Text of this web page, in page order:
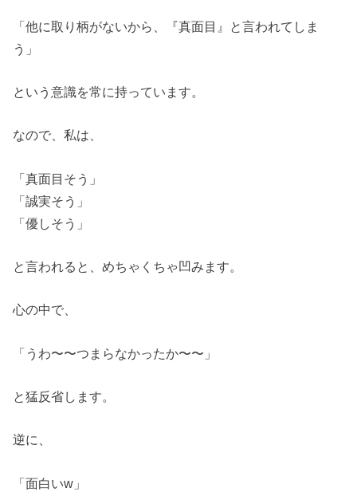
「他に取り柄がないから、『真面目』と言われてしま
う」
という意識を常に持っています。
なので、私は、
「真面目そう」
「誠実そう」
「優しそう」
と言われると、めちゃくちゃ凹みます。
心の中で、
「うわ〜〜つまらなかったか〜〜」
と猛反省します。
逆に、
「面白いw」